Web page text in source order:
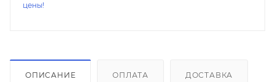
цены!
ОПИСАНИЕ ОПЛАТА ДОСТАВКА